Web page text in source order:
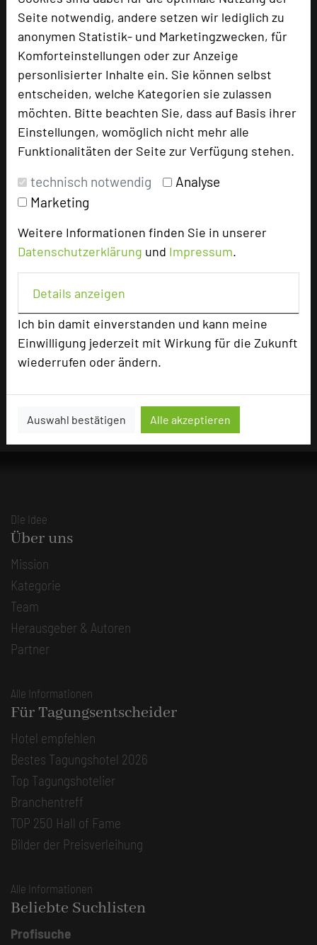
Seite notwendig, andere setzen wir lediglich zu
anonymen Statistik- und Marketingzwecken, für
Komforteinstellungen oder zur Anzeige
personlisierter Inhalte ein. Sie können selbst
entscheiden, welche Kategorien sie zulassen
möchten. Bitte beachten Sie, dass auf Basis ihrer
Einstellungen, womöglich nicht mehr alle
Funktionalitäten der Seite zur Verfügung stehen.
technisch notwendig
Analyse
Marketing
Weitere Informationen finden Sie in unserer
Datenschutzerklärung und Impressum.
Details anzeigen
Ich bin damit einverstanden und kann meine
Einwilligung jederzeit mit Wirkung für die Zukunft
wiederrufen oder ändern.
Auswahl bestätigen Alle akzeptieren
Reihenbestuhlung
108
Tagungsräume
10
Zimmer
Doppelzimmer
Besonders geeignet für
Seminar, Konferenz, Klausur, Event
656 Seiten dieses Hotels wurden in den vergangenen
Impressum zum Hotel
Für die Verwendung der Bilder haben die jeweiligen Hotels die
Die Idee
Über uns
Mission
Kategorie
Team
Herausgeber & Autoren
Partner
Alle Informationen
Für Tagungsentscheider
Hotel empfehlen
Bestes Tagungshotel 2026
Top Tagungshotelier
Branchentreff
TOP 250 Hall of Fame
Bilder der Preisverleihung
Alle Informationen
Beliebte Suchlisten
Profisuche